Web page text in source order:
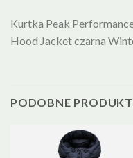
Kurtka Peak
Hood Jacket czarna
PODOBNE